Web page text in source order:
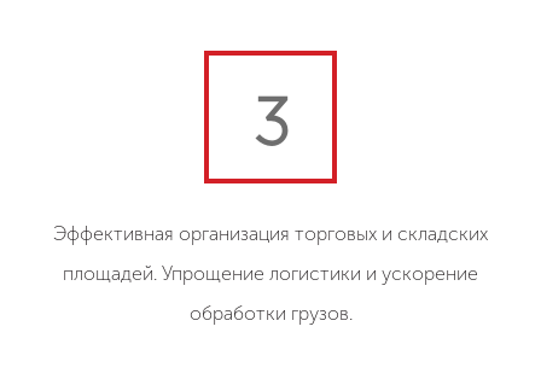
3
Эффективная организация торговых и складских
площадей. Упрощение логистики и ускорение
обработки грузов.